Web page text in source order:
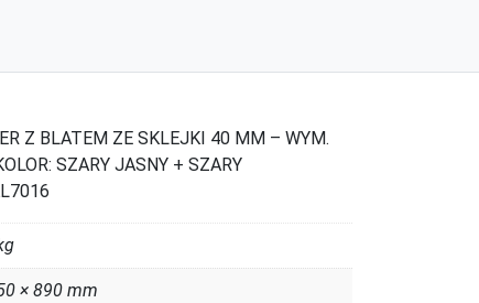
Z BLATEM ZE SKLEJKI 40 MM – WYM.
SZARY JASNY + SZARY
× 890 mm